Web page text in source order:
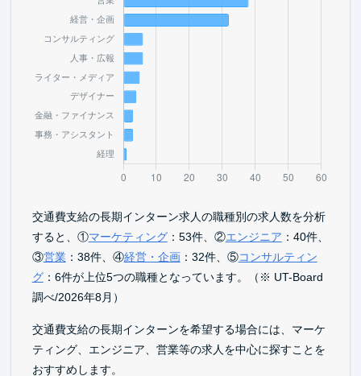
交通費支給の長期インターン求人の職種別の求人数を分析
すると、①マーケティング：53件、②エンジニア ：40件、
③営業：38件、④経営・企画：32件、⑤コンサルティン
グ：6件が上位5つの職種となっています。（※ UT-Board
調べ/2026年8月）
交通費支給の長期インターンを希望する場合には、マーケ
ティング、エンジニア、営業等の求人を中心に探すことを
おすすめします。